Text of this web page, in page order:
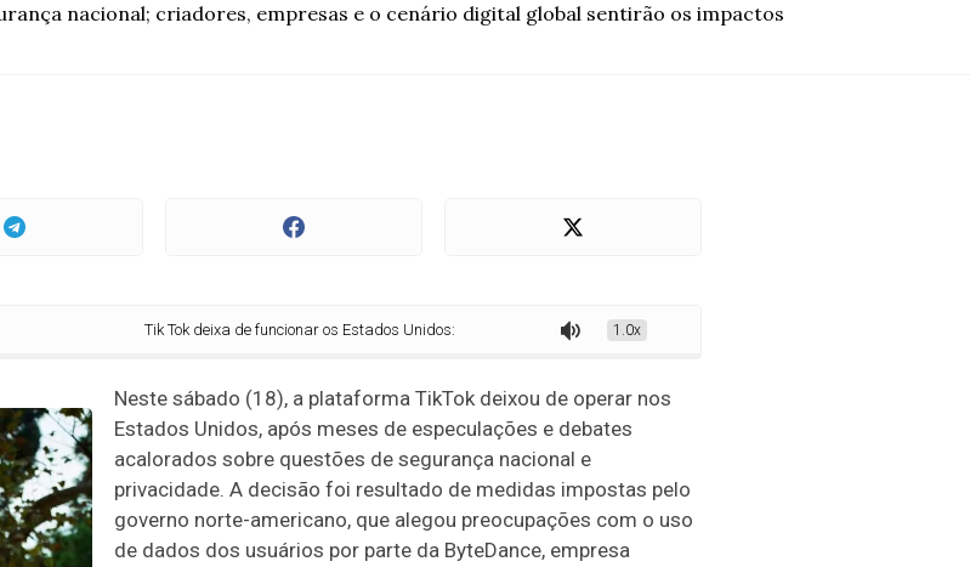
nacional; criadores, empresas e o cenário digital global sentirão os impactos
Tik Tok deixa de funcionar os Estados Unidos: entenda o impacto da decisão 1.0x
Neste sábado (18), a plataforma TikTok deixou de operar nos
Estados Unidos, após meses de especulações e debates
acalorados sobre questões de segurança nacional e
privacidade. A decisão foi resultado de medidas impostas pelo
governo norte-americano, que alegou preocupações com o uso
de dados dos usuários por parte da ByteDance, empresa